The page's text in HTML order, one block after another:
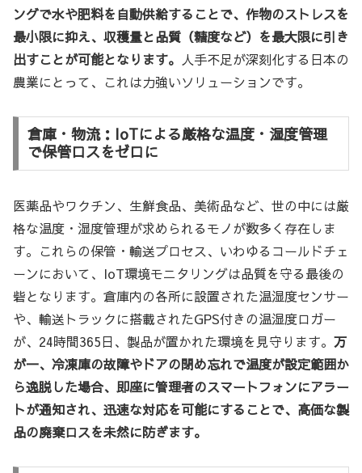
ングで水や肥料を自動供給することで、作物のストレスを
最小限に抑え、収穫量と品質（糖度など）を最大限に引き
出すことが可能となります。 人手不足が深刻化する日本の
農業にとって、これは力強いソリューションです。
倉庫・物流：IoTによる厳格な温度・湿度管理
で保管ロスをゼロに
医薬品やワクチン、生鮮食品、美術品など、世の中には厳
格な温度・湿度管理が求められるモノが数多く存在しま
す。これらの保管・輸送プロセス、いわゆるコールドチェ
ーンにおいて、IoT環境モニタリングは品質を守る最後の
砦となります。倉庫内の各所に設置された温湿度センサー
や、輸送トラックに搭載されたGPS付きの温湿度ロガー
が、24時間365日、製品が置かれた環境を見守ります。 万
が一、冷凍庫の故障やドアの閉め忘れで温度が設定範囲か
ら逸脱した場合、即座に管理者のスマートフォンにアラー
トが通知され、迅速な対応を可能にすることで、高価な製
品の廃棄ロスを未然に防ぎます。